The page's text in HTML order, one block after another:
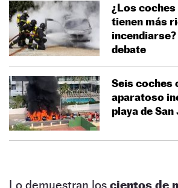
¿Los
tienen más
incendiarse?
debate
Seis coches
aparatoso
playa de San
Lo demuestran los cientos de